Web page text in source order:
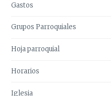
Gastos
Grupos Parroquiales
Hoja parroquial
Horarios
Iglesia